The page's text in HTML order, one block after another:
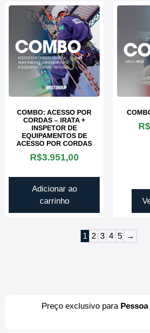
COMBO: ACESSO POR
CORDAS – IRATA +
INSPETOR DE
EQUIPAMENTOS DE
ACESSO POR CORDAS
R$3.951,00
Adicionar ao
carrinho
R$
1 2 3 4 5 →
Preço exclusivo para